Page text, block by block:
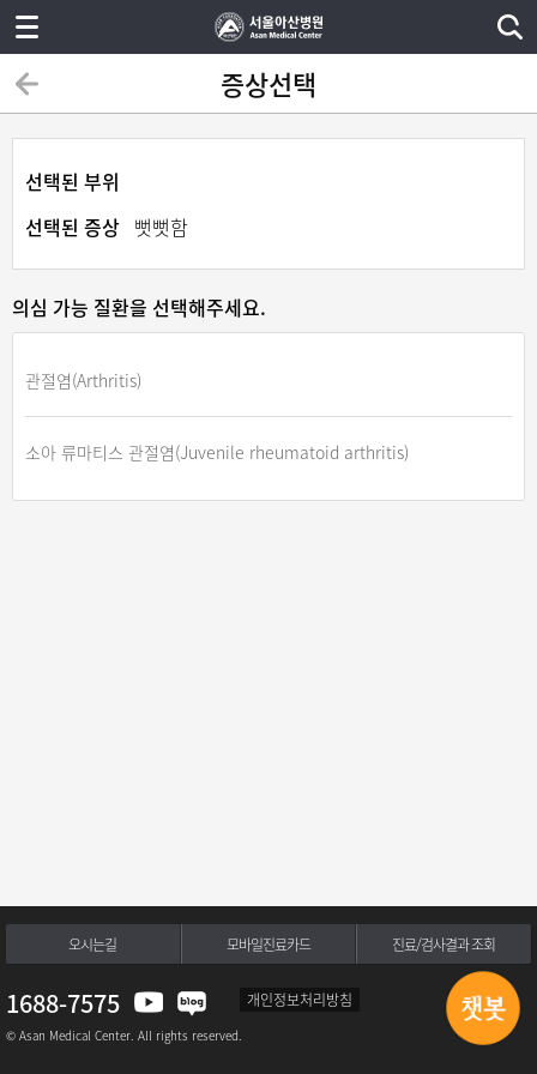
증상선택
선택된 부위
선택된 증상 뻣뻣함
의심 가능 질환을 선택해주세요.
관절염(Arthritis)
소아 류마티스 관절염(Juvenile rheumatoid arthritis)
오시는길 모바일진료카드 진료/검사결과 조회
1688-7575 개인정보처리방침
© Asan Medical Center. All rights reserved.